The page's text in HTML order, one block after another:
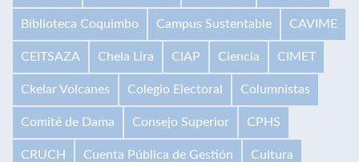
Biblioteca Coquimbo Campus Sustentable CAVIME
CEITSAZA Chela Lira CIAP Ciencia CIMET
Ckelar Volcanes Colegio Electoral Columnistas
Comité de Dama Consejo Superior CPHS
CRUCH Cuenta Pública de Gestión Cultura